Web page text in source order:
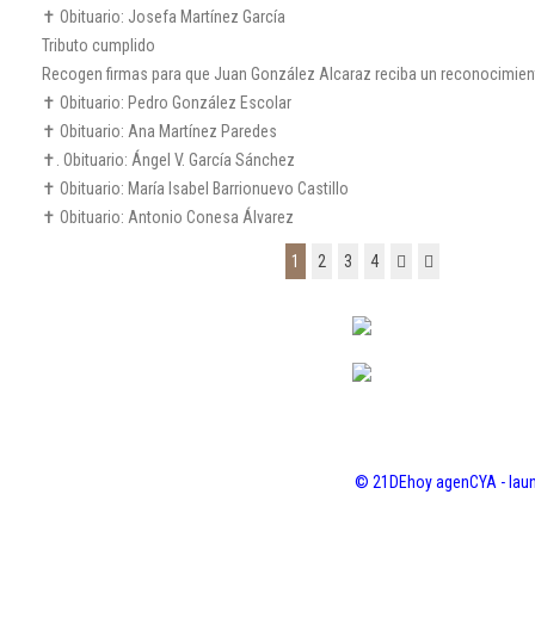
✝️ Obituario: Josefa Martínez García
Tributo cumplido
Recogen firmas para que Juan González Alcaraz reciba un
✝️ Obituario: Pedro González Escolar
✝️ Obituario: Ana Martínez Paredes
✝️. Obituario: Ángel V. García Sánchez
✝️ Obituario: María Isabel Barrionuevo Castillo
✝️ Obituario: Antonio Conesa Álvarez
1 2 3 4
© 21DEhoy agenCYA -